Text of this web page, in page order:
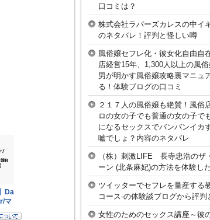
口コミは？
株式会社ラバーズカレスの中イ
のネタバレ！評判と怪しい噂
風俗嬢セフレ化・彼女化自由自
店経営15年、1,300人以上の風
男が明かす風俗嬢攻略裏マニュ
る！体験ブログの口コミ
２１７人の風俗嬢も絶賛！風俗
ロの女の子でも普通の女の子で
になるセックスでバンバンイカ
嘘でしょ？内容のネタバレ
（株）刺激LIFE 長寺忠浩のザ
ーン (北条麻妃)の方法を体験し
ツイッターでセフレを量産する
コース-の体験談ブログから評判
女性のためのセックス講座～彼